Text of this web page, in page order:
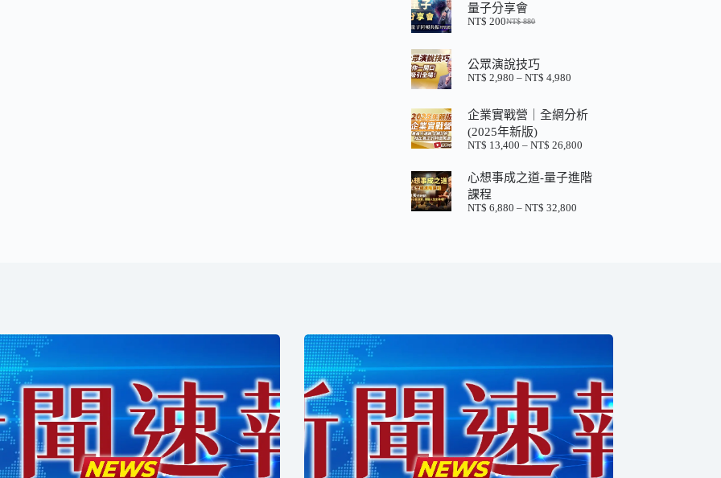
量子分享會
NT$880
原
價
格：
NT$ 200
目
價
格：
公眾演說技巧
NT$ 2,980 – NT$ 4,980
範
圍：
到
企業實戰營｜全網分析
(2025年新版)
NT$ 13,400 – NT$ 26,800
範
心想事成之道-量子進階
課程
NT$ 6,880 – NT$ 32,800